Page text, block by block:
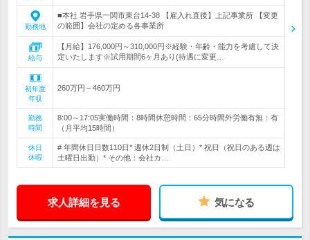
勤務地
■本社 岩手県一関市東台14-38 【雇入れ直後】上記事業所 【変更
の範囲】会社の定める各事業所
給与
【月給】176,000円～310,000円※経験・年齢・能力を考慮して決
定いたします※試用期間6ヶ月あり(待遇に変更…
初年度
年収
260万円～460万円
勤務
時間
8:00～17:05実働時間：8時間休憩時間：65分時間外労働有無：有
（月平均15時間）
休日
休暇
# 年間休日日数110日* 週休2日制（土日）* 祝日（祝日のある週は
土曜日出勤）* その他：会社カ…
求人詳細を見る 気になる